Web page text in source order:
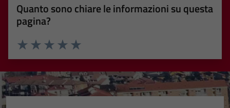
Quanto sono chiare le informazioni su questa
pagina?
Valuta 5 stelle su 5
Valuta 4 stelle su 5
Valuta 3 stelle su 5
Valuta 2 stelle su 5
Valuta 1 stelle su 5